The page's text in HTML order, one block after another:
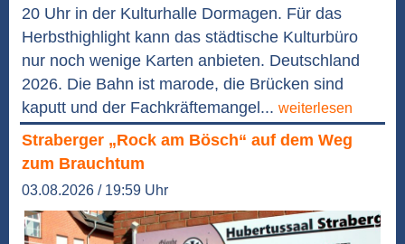
20 Uhr in der Kulturhalle Dormagen. Für das
Herbsthighlight kann das städtische Kulturbüro
nur noch wenige Karten anbieten. Deutschland
2026. Die Bahn ist marode, die Brücken sind
kaputt und der Fachkräftemangel... weiterlesen
Straberger „Rock am Bösch“ auf dem Weg
zum Brauchtum
03.08.2026 / 19:59 Uhr